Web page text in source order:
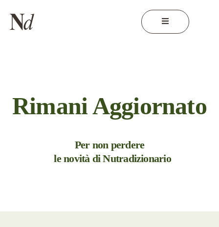
Rimani Aggiornato
Per non perdere
le novità di Nutradizionario